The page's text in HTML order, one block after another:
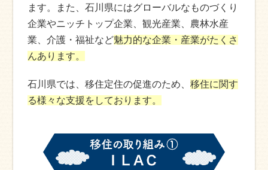
ます。また、石川県にはグローバルなものづくり
企業やニッチトップ企業、観光産業、農林水産
業、介護・福祉など魅力的な企業・産業がたくさ
んあります。
石川県では、移住定住の促進のため、 移住に関す
る様々な支援をしております。